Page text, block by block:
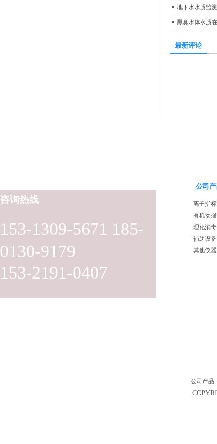
地下水水质监
黑臭水体水质
最新评论
153-1309-5671 185-
0130-9179
153-2191-0407
咨询热线
公司
离子指标
有机物
理化消
辅助设备
其他仪器
公司产品